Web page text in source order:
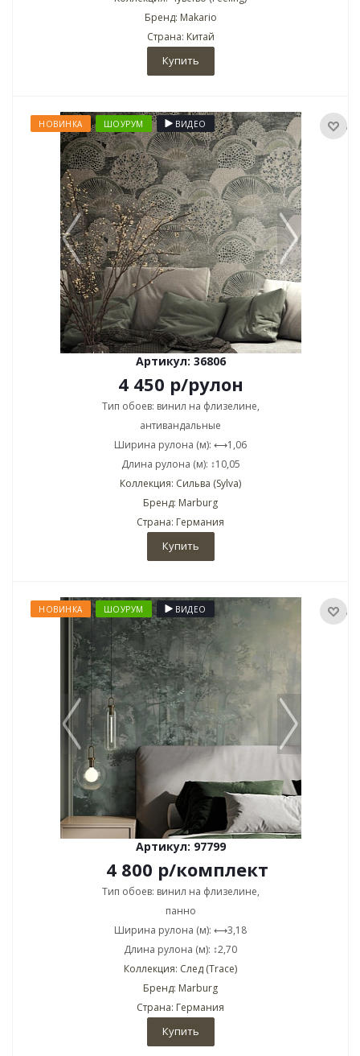
Бренд: Makario
Страна: Китай
Купить
НОВИНКА ШОУРУМ ВИДЕО
Артикул: 36806
4 450 р/рулон
Тип обоев: винил на флизелине,
антивандальные
Ширина рулона (м): ⟷1,06
Длина рулона (м): ↕10,05
Коллекция: Сильва (Sylva)
Бренд: Marburg
Страна: Германия
Купить
НОВИНКА ШОУРУМ ВИДЕО
Артикул: 97799
4 800 р/комплект
Тип обоев: винил на флизелине,
панно
Ширина рулона (м): ⟷3,18
Длина рулона (м): ↕2,70
Коллекция: След (Trace)
Бренд: Marburg
Страна: Германия
Купить